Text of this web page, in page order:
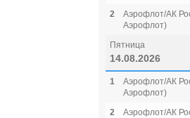
2
Аэрофлот/АК
Аэрофлот)
Пятница
14.08.2026
1
Аэрофлот/АК
Аэрофлот)
2
Аэрофлот/АК